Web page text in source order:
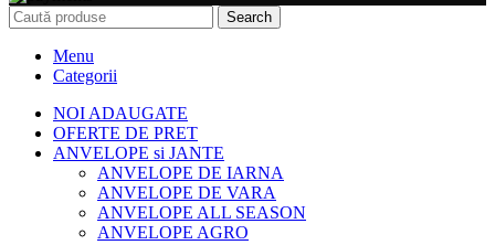
Search
Menu
Categorii
NOI ADAUGATE
OFERTE DE PRET
ANVELOPE si JANTE
ANVELOPE DE IARNA
ANVELOPE DE VARA
ANVELOPE ALL SEASON
ANVELOPE AGRO